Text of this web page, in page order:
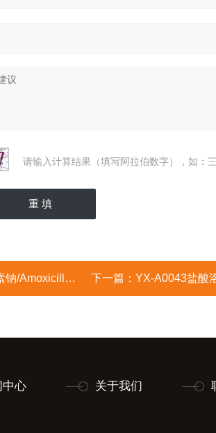
请输入计算结果（填写阿拉伯数字），如：
sodium 下一篇： YX-A0043盐酸洛美沙星/(±)-1-乙基-
中心 关于我们